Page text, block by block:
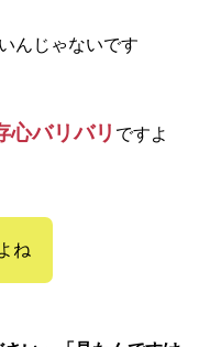
んじゃないです
心バリバリ ですよ
ね